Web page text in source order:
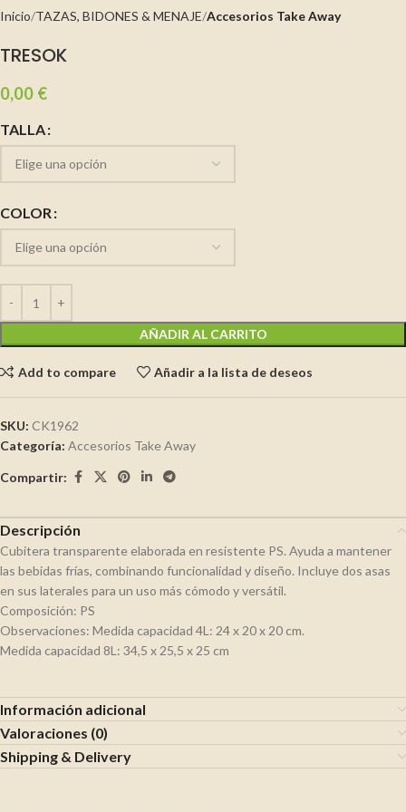
Inicio TAZAS, BIDONES & MENAJE Accesorios Take Away
TRESOK
0,00 €
TALLA
COLOR
AÑADIR AL CARRITO
Add to compare Añadir a la lista de deseos
SKU: CK1962
Categoría: Accesorios Take Away
Compartir:
Descripción
Cubitera transparente elaborada en resistente PS. Ayuda a mantener
las bebidas frías, combinando funcionalidad y diseño. Incluye dos asas
en sus laterales para un uso más cómodo y versátil.
Composición: PS
Observaciones: Medida capacidad 4L: 24 x 20 x 20 cm.
Medida capacidad 8L: 34,5 x 25,5 x 25 cm
Información adicional
Valoraciones (0)
Shipping & Delivery